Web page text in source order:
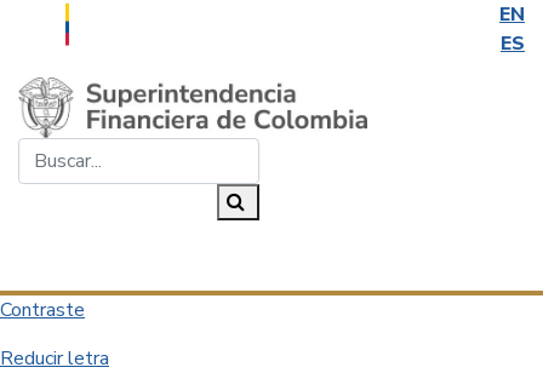
EN
ES
Saltar al contenido principal
Contraste
Reducir letra